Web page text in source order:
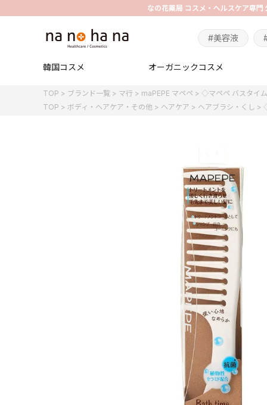
#美容液
韓国コスメ オーガニックコスメ
TOP ブランド一覧 マ行 maPEPE マペペ
◇マペペ バスタイ
TOP
ボディ・ヘアケア・その他 ヘアケア ヘアブラシ・くし